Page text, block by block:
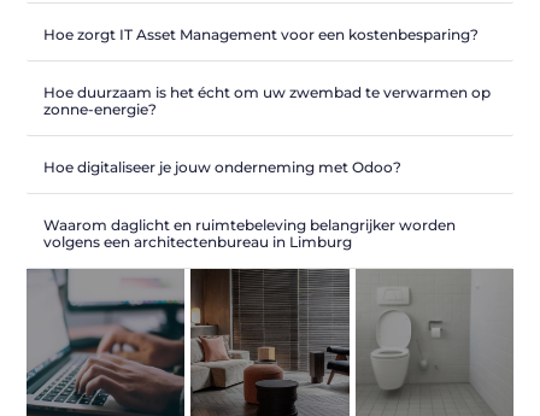
Hoe zorgt IT Asset Management voor een kostenbesparing?
Hoe duurzaam is het écht om uw zwembad te verwarmen op
zonne-energie?
Hoe digitaliseer je jouw onderneming met Odoo?
Waarom daglicht en ruimtebeleving belangrijker worden
volgens een architectenbureau in Limburg